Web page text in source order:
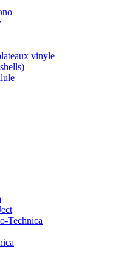
vinyle
Technica